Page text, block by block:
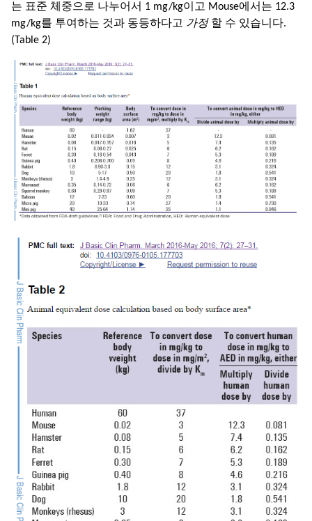
는 표준 체중으로 나누어서 1 mg/kg이고 Mouse에서는 12.3
mg/kg를 투여하는 것과 동등하다고 가정 할 수 있습니다.
(Table 2)